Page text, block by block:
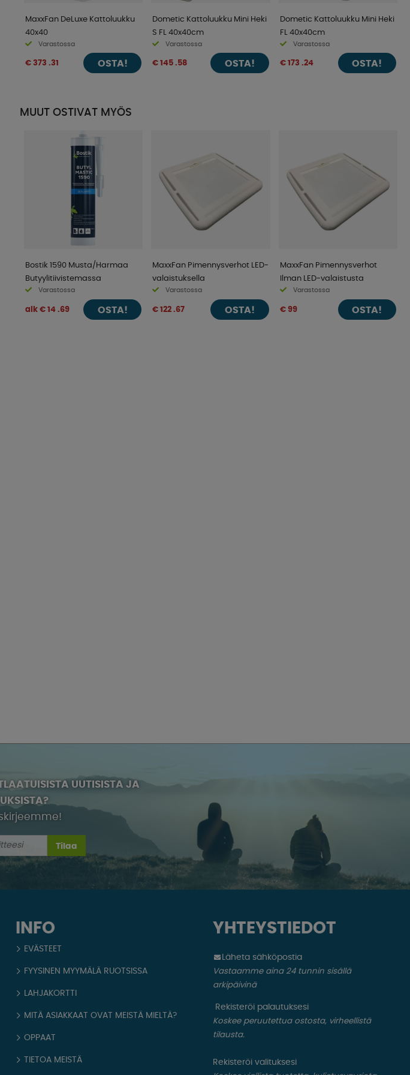
MaxxFan DeLuxe Kattoluukku
40x40
Varastossa
€ 373 .31 OSTA!
Dometic Kattoluukku Mini Heki
S FL 40x40cm
Varastossa
€ 145 .58 OSTA!
Dometic Kattoluukku Mini Heki
FL 40x40cm
Varastossa
€ 173 .24 OSTA!
MUUT OSTIVAT MYÖS
Bostik 1590 Musta/Harmaa
Butyylitiivistemassa
Varastossa
alk € 14 .69 OSTA!
MaxxFan Pimennysverhot LED-
valaistuksella
Varastossa
€ 122 .67 OSTA!
MaxxFan Pimennysverhot
Ilman LED-valaistusta
Varastossa
€ 99 OSTA!
UUTISISTA JA
Tilaa
INFO
EVÄSTEET
FYYSINEN MYYMÄLÄ RUOTSISSA
LAHJAKORTTI
MITÄ ASIAKKAAT OVAT MEISTÄ MIELTÄ?
OPPAAT
TIETOA MEISTÄ
YHTEYSTIEDOT
Läheta sähköpostia
Vastaamme aina 24 tunnin sisällä
arkipäivinä
Rekisteröi palautuksesi
Koskee peruutettua ostosta, virheellistä
tilausta.
Rekisteröi valituksesi